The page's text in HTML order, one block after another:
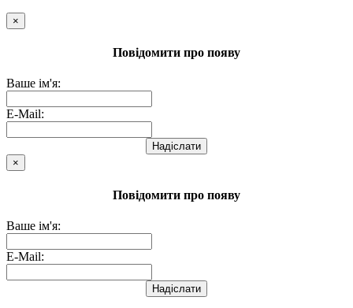
×
Повідомити про появу
Ваше ім'я:
E-Mail:
Надіслати
×
Повідомити про появу
Ваше ім'я:
E-Mail:
Надіслати